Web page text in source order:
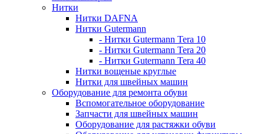
Нитки
Нитки DAFNA
Нитки Gutermann
- Нитки Gutermann Tera 10
- Нитки Gutermann Tera 20
- Нитки Gutermann Tera 40
Нитки вощеные круглые
Нитки для швейных машин
Оборудование для ремонта обуви
Вспомогательное оборудование
Запчасти для швейных машин
Оборудование для растяжки обуви